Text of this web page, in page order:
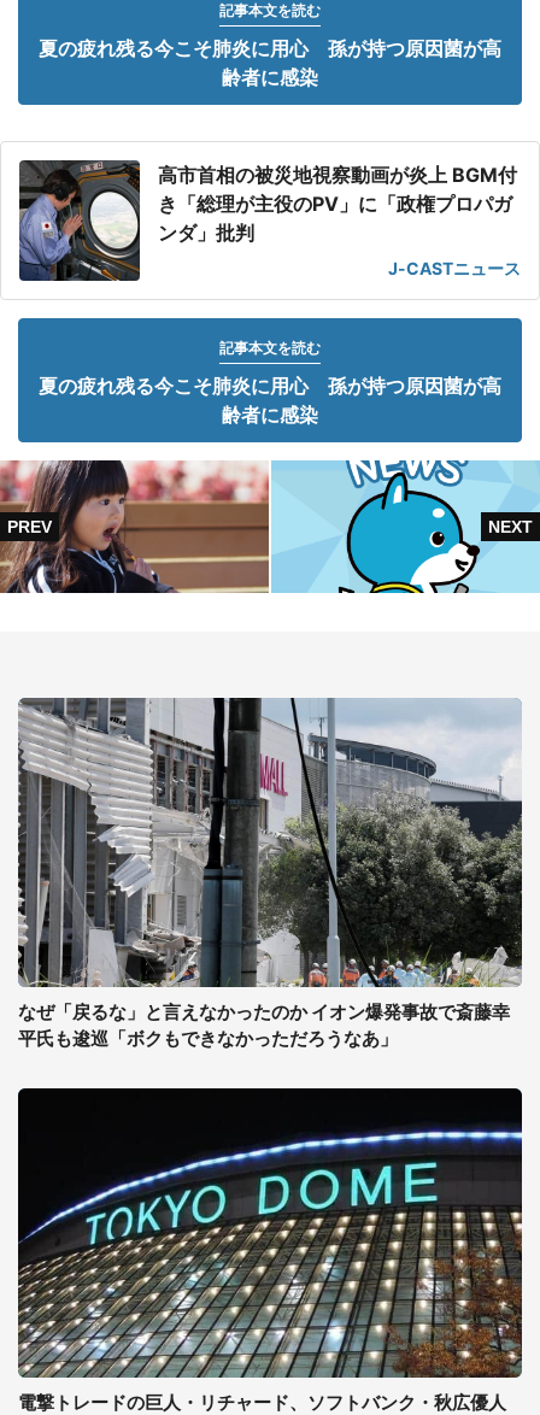
記事本文を読む
夏の疲れ残る今こそ肺炎に用心 孫が持つ原因菌が高
齢者に感染
高市首相の被災地視察動画が炎上 BGM付
き「総理が主役のPV」に「政権プロパガ
ンダ」批判
J-CASTニュース
記事本文を読む
夏の疲れ残る今こそ肺炎に用心 孫が持つ原因菌が高
齢者に感染
なぜ「戻るな」と言えなかったのか イオン爆発事故で斎藤幸
平氏も逡巡「ボクもできなかっただろうなあ」
電撃トレードの巨人・リチャード、ソフトバンク・秋広優人